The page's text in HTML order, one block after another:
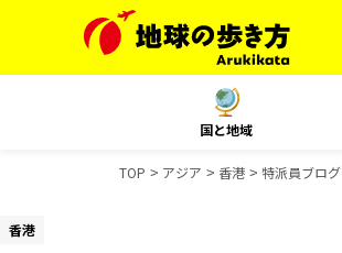
国と地域
TOP アジア 香港 特派員ブログ
香港